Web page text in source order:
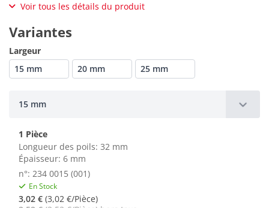
Voir tous les détails du produit
Variantes
Largeur
15 mm
20 mm 25 mm
15 mm
1 Pièce
Longueur des poils: 32 mm
Épaisseur: 6 mm
n°: 234 0015 (001)
En Stock
3,02 € (3,02 €/Pièce)